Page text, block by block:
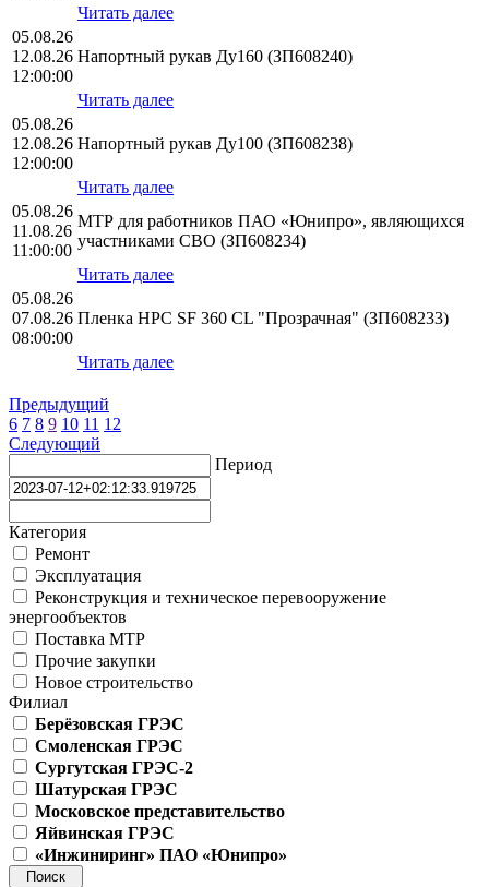
Читать далее
05.08.26
12.08.26
12:00:00
Напортный рукав Ду160 (ЗП608240)
Читать далее
05.08.26
12.08.26
12:00:00
Напортный рукав Ду100 (ЗП608238)
Читать далее
05.08.26
11.08.26
11:00:00
МТР для работников ПАО «Юнипро», являющихся
участниками СВО (ЗП608234)
Читать далее
05.08.26
07.08.26
08:00:00
Пленка HPС SF 360 CL "Прозрачная" (ЗП608233)
Читать далее
Предыдущий
6 7 8 9 10 11 12
Следующий
Период
Категория
Ремонт
Эксплуатация
Реконструкция и техническое перевооружение
энергообъектов
Поставка МТР
Прочие закупки
Новое строительство
Филиал
Берёзовская ГРЭС
Смоленская ГРЭС
Сургутская ГРЭС-2
Шатурская ГРЭС
Московское представительство
Яйвинская ГРЭС
«Инжиниринг» ПАО «Юнипро»